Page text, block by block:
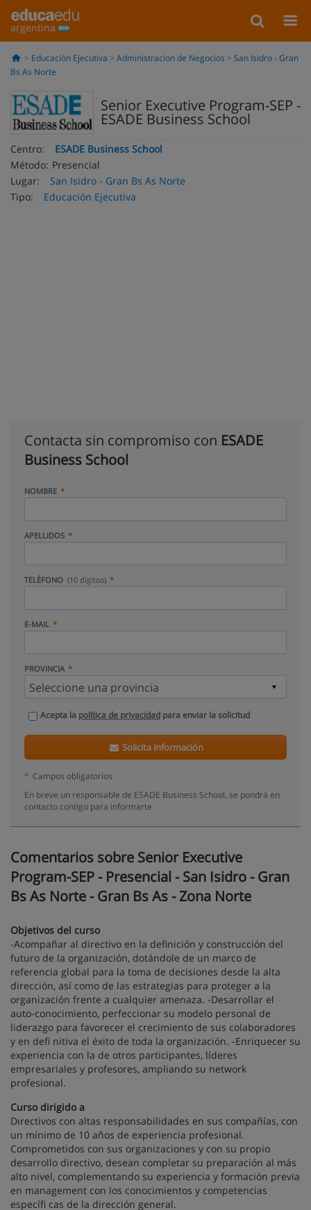
argentina
Educación Ejecutiva Administracion de Negocios
San Isidro - Gran
Bs As Norte
Senior Executive Program-SEP -
ESADE Business School
Centro:
ESADE Business School
Método: Presencial
Lugar:
San Isidro - Gran Bs As Norte
Tipo:
Educación Ejecutiva
Contacta sin compromiso con ESADE
Business School
NOMBRE
APELLIDOS
TELÉFONO (10 dígitos)
E-MAIL
PROVINCIA
Acepta la política de privacidad para enviar la solicitud
Solicita información
* Campos obligatorios
En breve un responsable de ESADE Business School, se pondrá en
contacto contigo para informarte
Comentarios sobre Senior Executive
Program-SEP - Presencial - San Isidro - Gran
Bs As Norte - Gran Bs As - Zona Norte
Objetivos del curso
-Acompañar al directivo en la definición y construcción del
futuro de la organización, dotándole de un marco de
referencia global para la toma de decisiones desde la alta
dirección, así como de las estrategias para proteger a la
organización frente a cualquier amenaza. -Desarrollar el
auto-conocimiento, perfeccionar su modelo personal de
liderazgo para favorecer el crecimiento de sus colaboradores
y en defi nitiva el éxito de toda la organización. -Enriquecer su
experiencia con la de otros participantes, líderes
empresariales y profesores, ampliando su network
profesional.
Curso dirigido a
Directivos con altas responsabilidades en sus compañías, con
un mínimo de 10 años de experiencia profesional.
Comprometidos con sus organizaciones y con su propio
desarrollo directivo, desean completar su preparación al más
alto nivel, complementando su experiencia y formación previa
en management con los conocimientos y competencias
específi cas de la dirección general.